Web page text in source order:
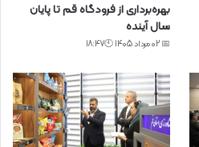
بهره‌برداری از فرودگاه قم تا پایان
سال آینده
📅 02 مرداد 1405 🕙18:47